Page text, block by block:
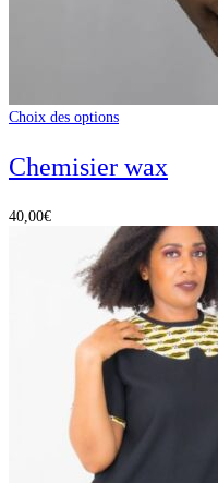
Choix des options
Chemisier wax
40,00€